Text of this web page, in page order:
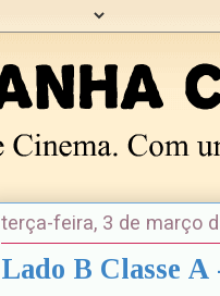
terça-feira, 3 de março
Lado B Classe